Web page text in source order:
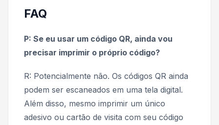
FAQ
P: Se eu usar um código QR, ainda vou
precisar imprimir o próprio código?
R: Potencialmente não. Os códigos QR ainda
podem ser escaneados em uma tela digital.
Além disso, mesmo imprimir um único
adesivo ou cartão de visita com seu código